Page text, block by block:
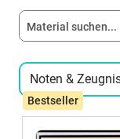
Noten &
Bestseller